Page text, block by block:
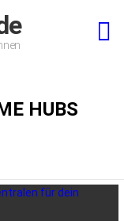
HUBS